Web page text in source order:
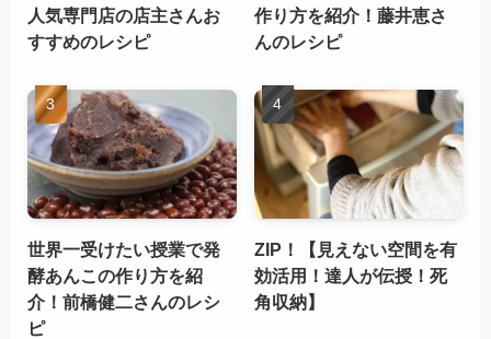
人気専門店の店主さんお
すすめのレシピ
作り方を紹介！藤井恵さ
んのレシピ
世界一受けたい授業で発
酵あんこの作り方を紹
介！前橋健二さんのレシ
ピ
ZIP！【見えない空間を有
効活用！達人が伝授！死
角収納】